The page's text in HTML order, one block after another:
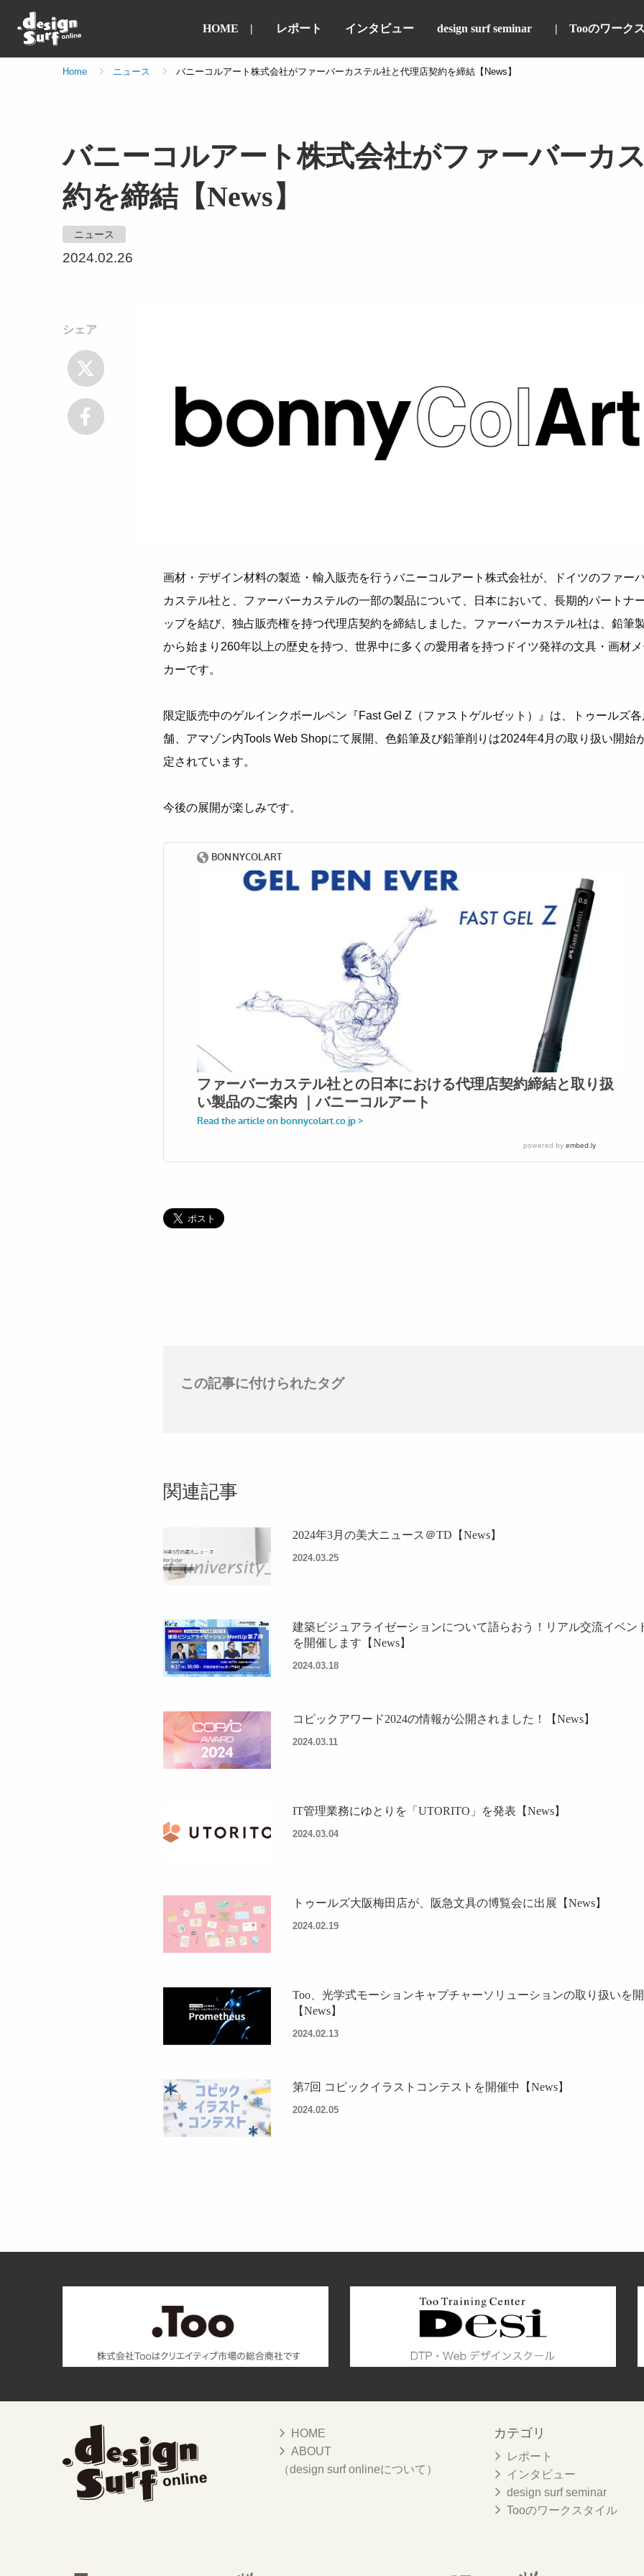
HOME レポート インタビュー design surf seminar Tooのワーク
Home ニュース バニーコルアート株式会社がファーバーカステル社と代理店契約を締結【News】
バニーコルアート株式会社がファーバーカ
約を締結【News】
ニュース
2024.02.26
シェア
画材・デザイン材料の製造・輸入販売を行うバニーコルアート株式会社が、ドイツのファー
カステル社と、ファーバーカステルの一部の製品について、日本において、長期的パートナ
ップを結び、独占販売権を持つ代理店契約を締結しました。ファーバーカステル社は、鉛筆
から始まり260年以上の歴史を持つ、世界中に多くの愛用者を持つドイツ発祥の文具・画材
カーです。
限定販売中のゲルインクボールペン『Fast Gel Z（ファストゲルゼット）』は、トゥールズ各
舗、アマゾン内Tools Web Shopにて展開、色鉛筆及び鉛筆削りは2024年4月の取り扱い開始
定されています。
今後の展開が楽しみです。
この記事に付けられたタグ
関連記事
2024年3月の美大ニュース＠TD【News】
2024.03.25
建築ビジュアライゼーションについて語らおう！リアル交流イベン
を開催します【News】
2024.03.18
コピックアワード2024の情報が公開されました！【News】
2024.03.11
IT管理業務にゆとりを「UTORITO」を発表【News】
2024.03.04
トゥールズ大阪梅田店が、阪急文具の博覧会に出展【News】
2024.02.19
Too、光学式モーションキャプチャーソリューションの取り扱いを
【News】
2024.02.13
第7回 コピックイラストコンテストを開催中【News】
2024.02.05
HOME
ABOUT
（design surf onlineについて）
カテゴリ
レポート
インタビュー
design surf seminar
Tooのワークスタイル